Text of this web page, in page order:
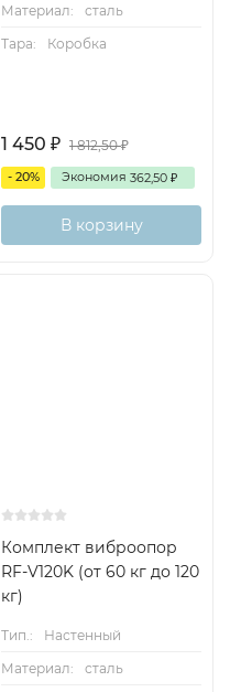
Материал:
сталь
Тара:
Коробка
1 450 ₽ 1 812,50₽
- 20% Экономия 362,50 ₽
В корзину
Комплект виброопор
RF-V120K (от 60 кг до 120
кг)
Тип.:
Настенный
Материал:
сталь